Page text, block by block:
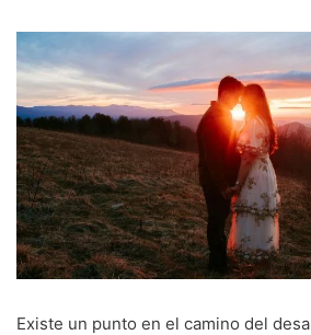
Existe un punto en el camino del